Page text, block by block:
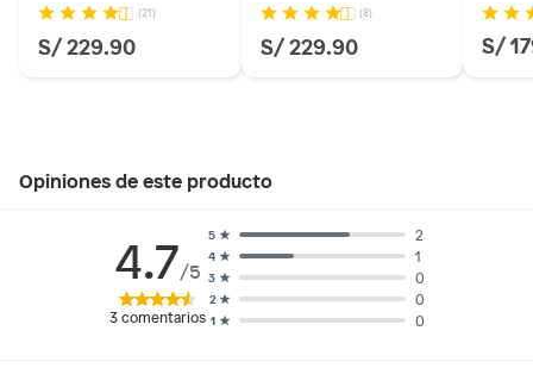
(21)
S/ 229.90
(8)
S/ 229.90 S/
Opiniones de este producto
4.7/5
3 comentarios 1 0
2 0
3 0
4 1
5 2